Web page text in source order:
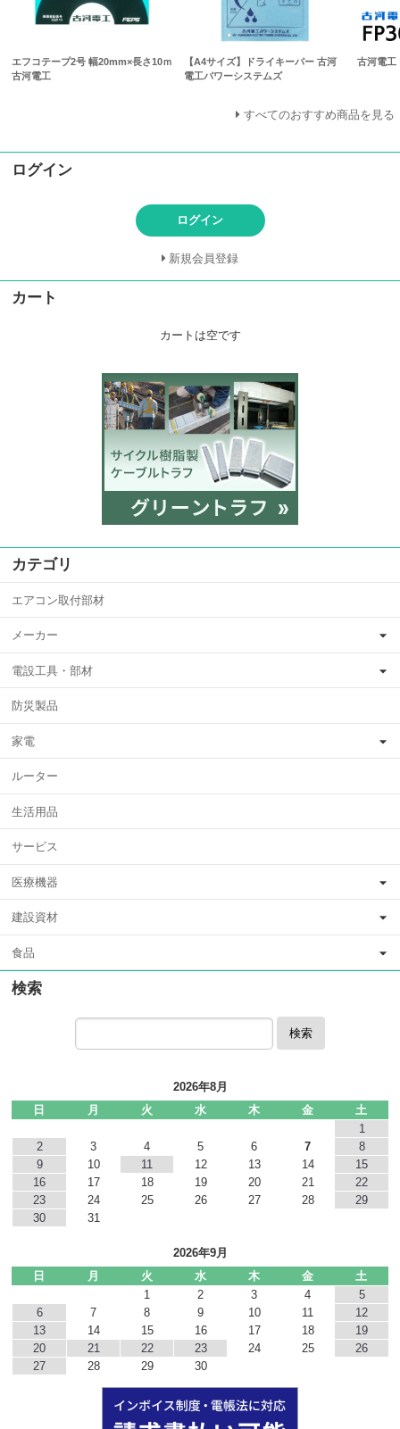
エフコテープ2号 幅20mm×長さ10ｍ
古河電工
【A4サイズ】ドライキーパー 古河
電工パワーシステムズ
古河電工
すべてのおすすめ商品を見る
ログイン
ログイン
新規会員登録
カート
カートは空です
カテゴリ
エアコン取付部材
メーカー
電設工具・部材
防災製品
家電
ルーター
生活用品
サービス
医療機器
建設資材
食品
検索
検索
2026年8月
日
月 火 水 木 金
土
1
2
3 4 5 6 7
8
9
10 11 12 13 14
15
16
17 18 19 20 21
22
23
24 25 26 27 28
29
30
31
2026年9月
日
月 火 水 木 金
土
1
2 3 4
5
6
7 8 9 10 11
12
13
14 15 16 17 18
19
20
21 22 23 24 25
26
27
28 29 30